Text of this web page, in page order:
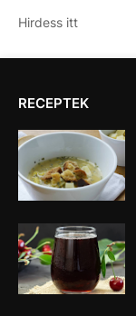
Hirdess itt
RECEPTEK